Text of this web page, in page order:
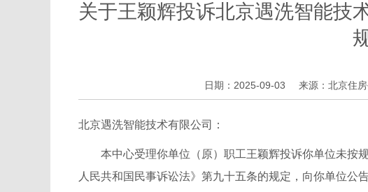
关于王颖辉投诉北京遇洗智能技
日期：2025-09-03 来源：北京住
北京遇洗智能技术有限公司：
本中心受理你单位（原）职工王颖辉投诉你单位未按规
人民共和国民事诉讼法》第九十五条的规定，向你单位公